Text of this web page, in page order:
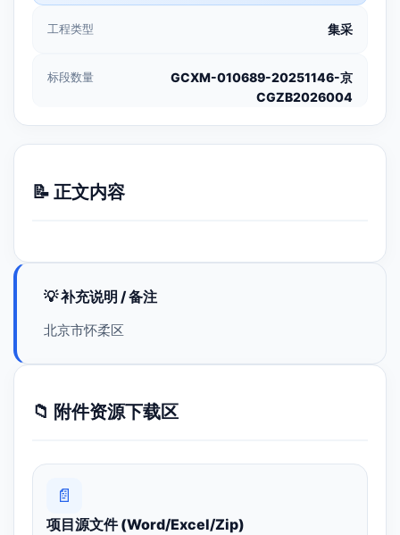
工程类型 集采
标段数量
GCXM-010689-20251146-京
CGZB2026004
📝 正文内容
💡 补充说明 / 备注
北京市怀柔区
📁 附件资源下载区
📄
项目源文件 (Word/Excel/Zip)